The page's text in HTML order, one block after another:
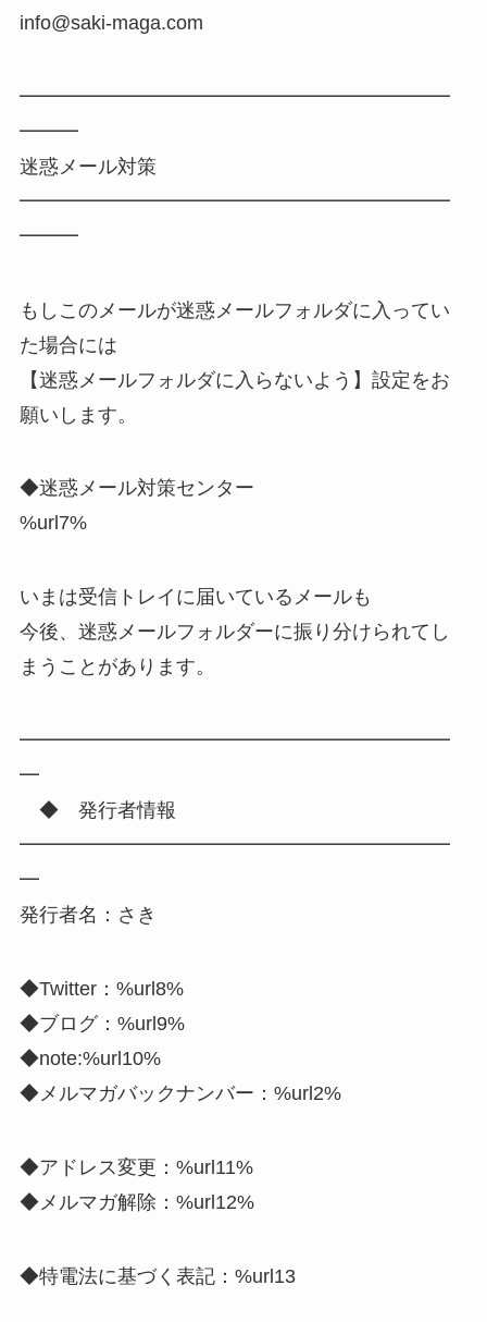
info@saki-maga.com
━━━━━━━━━━━━━━━━━━━━━━
━━━
迷惑メール対策
━━━━━━━━━━━━━━━━━━━━━━
━━━
もしこのメールが迷惑メールフォルダに入ってい
た場合には
【迷惑メールフォルダに入らないよう】設定をお
願いします。
◆迷惑メール対策センター
%url7%
いまは受信トレイに届いているメールも
今後、迷惑メールフォルダーに振り分けられてし
まうことがあります。
━━━━━━━━━━━━━━━━━━━━━━
━
◆ 発行者情報
━━━━━━━━━━━━━━━━━━━━━━
━
発行者名：さき
◆Twitter：%url8%
◆ブログ：%url9%
◆note:%url10%
◆メルマガバックナンバー：%url2%
◆アドレス変更：%url11%
◆メルマガ解除：%url12%
◆特電法に基づく表記：%url13